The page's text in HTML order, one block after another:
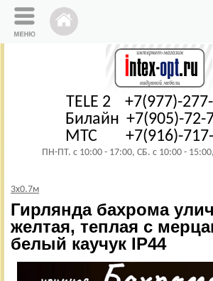
TELE 2 +7(977)-
Билайн +7(905)-72-
МТС +7(916)-717-
ПН-ПТ. с 10:00 - 17:00, СБ. с 10:00 -
3х0.7м
Гирлянда бахрома
желтая, теплая с
белый каучук IP44